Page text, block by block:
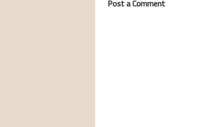
Post a Comment